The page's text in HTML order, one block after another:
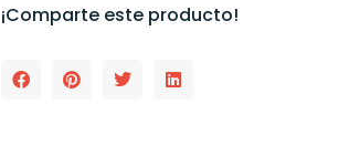
¡Comparte este producto!